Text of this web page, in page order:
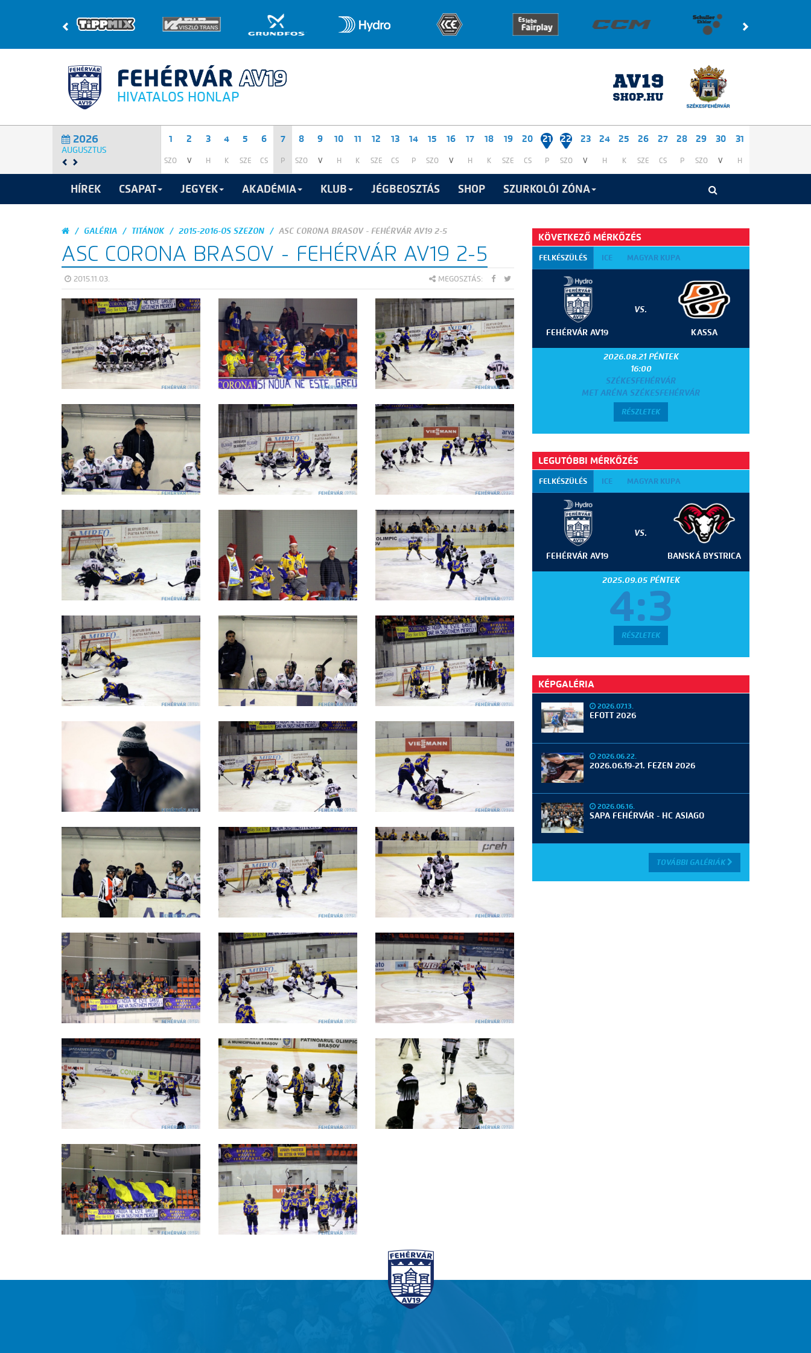
HIVATALOS HONLAP
2026
AUGUSZTUS
1
SZO
2
V
3
H
4
K
5
SZE
6
CS
7
P
8
SZO
9
V
10
H
11
K
12
SZE
13
CS
14
P
15
SZO
16
V
17
H
18
K
19
SZE
20
CS
21
P
22
SZO
23
V
24
H
25
K
26
SZE
27
CS
28
P
29
SZO
30
V
31
H
HÍREK CSAPAT JEGYEK AKADÉMIA KLUB JÉGBEOSZTÁS SHOP SZURKOLÓI ZÓNA
GALÉRIA TITÁNOK 2015-2016-OS SZEZON ASC CORONA BRASOV - FEHÉRVÁR AV19 2-5
ASC CORONA BRASOV - FEHÉRVÁR AV19 2-5
2015.11.03. MEGOSZTÁS:
KÖVETKEZŐ MÉRKŐZÉS
FELKÉSZÜLÉS ICE MAGYAR KUPA
FEHÉRVÁR AV19
VS.
KASSA
2026.08.21 PÉNTEK
16:00
SZÉKESFEHÉRVÁR
MET ARÉNA SZÉKESFEHÉRVÁR
RÉSZLETEK
LEGUTÓBBI MÉRKŐZÉS
FELKÉSZÜLÉS ICE MAGYAR KUPA
FEHÉRVÁR AV19
VS.
BANSKÁ BYSTRICA
2025.09.05 PÉNTEK
4:3
RÉSZLETEK
KÉPGALÉRIA
2026.07.13.
EFOTT 2026
2026.06.22.
2026.06.19-21. FEZEN 2026
2026.06.16.
SAPA FEHÉRVÁR - HC ASIAGO
TOVÁBBI GALÉRIÁK